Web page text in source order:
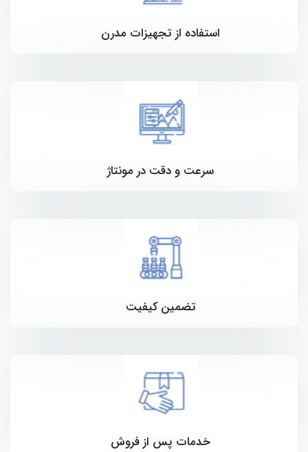
استفاده از تجهیزات مدرن
سرعت و دقت در مونتاژ
تضمین کیفیت
خدمات پس از فروش